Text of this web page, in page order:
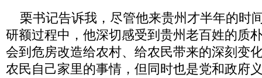
栗书记告诉我，尽管他来贵州才半年的时
研额过程中，他深切感受到贵州老百姓的质
会到危房改造给农村、给农民带来的深刻变
农民自己家里的事情，但同时也是党和政府